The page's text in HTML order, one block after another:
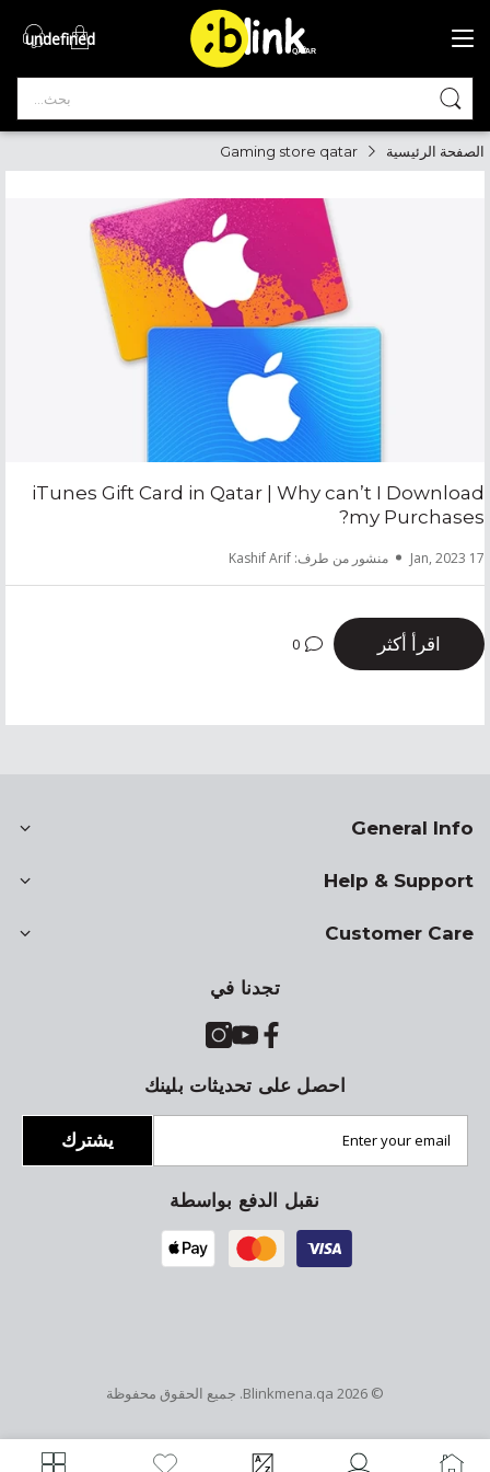
®
QATAR
undefined
الصفحة الرئيسية Gaming store qatar
iTunes Gift Card in Qatar | Why can’t I Download
my Purchases?
17 Jan, 2023 منشور من طرف: Kashif Arif
اقرأ أكثر 0
General Info
Help & Support
Customer Care
تجدنا في
احصل على تحديثات بلينك
يشترك
نقبل الدفع بواسطة
© 2026
Blinkmena.qa. جميع الحقوق محفوظة